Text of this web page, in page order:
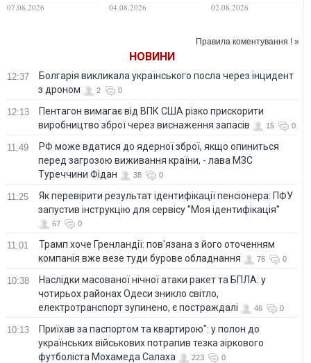
нові температурні
07.08.2026
Франції
04.08.2026
105-го загону
02.08.2026
Правила коментування ! »
НОВИНИ
12:37
Болгарія викликала українського посла через інцидент
з дроном
2 0
12:13
Пентагон вимагає від ВПК США різко прискорити
виробництво зброї через виснаження запасів
15 0
11:49
РФ може вдатися до ядерної зброї, якщо опиниться
перед загрозою виживання країни, - лава МЗС
Туреччини Фідан
38 0
11:25
Як перевірити результат ідентифікації пенсіонера: ПФУ
запустив інструкцію для сервісу "Моя ідентифікація"
67 0
11:01
Трамп хоче Гренландії: пов'язана з його оточенням
компанія вже везе туди бурове обладнання
76 0
10:38
Наслідки масованої нічної атаки ракет та БПЛА: у
чотирьох районах Одеси зникло світло,
електротранспорт зупинено, є постраждалі
46 0
10:13
Приїхав за паспортом та квартирою": у полон до
українських військових потрапив тезка зіркового
футболіста Мохамеда Салаха
223 0